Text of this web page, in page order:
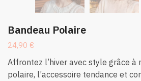
Bandeau Polaire
24,90 €
Affrontez l’hiver avec style grâce à
polaire, l’accessoire tendance et